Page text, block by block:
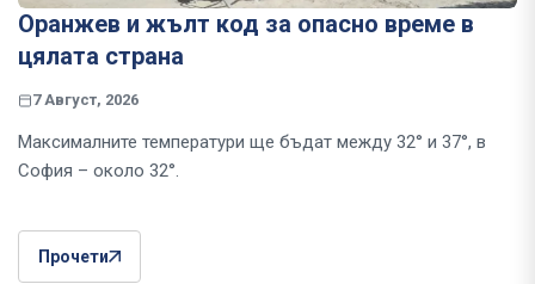
Оранжев и жълт код за опасно време в
цялата страна
7 Август, 2026
Максималните температури ще бъдат между 32° и 37°, в
София – около 32°.
Прочети